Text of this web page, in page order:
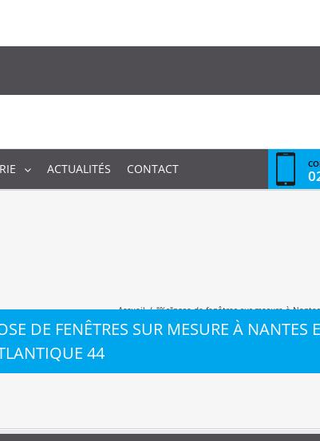
ACTUALITÉS CONTACT
DE FENÊTRES SUR MESURE À NANTES
44
Accueil / "%s"pose de fenêtres sur mesure à